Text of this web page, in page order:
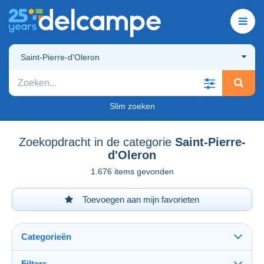
Saint-Pierre-d'Oleron
Slim zoeken
Zoekopdracht in de categorie Saint-Pierre-
d'Oleron
1.676 items gevonden
Toevoegen aan mijn favorieten
Categorieën